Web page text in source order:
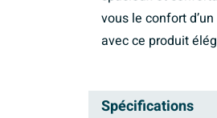
vous le confort
avec ce produit
Spécifications